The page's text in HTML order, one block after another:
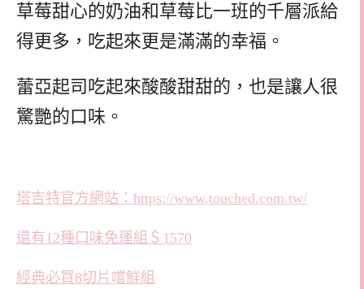
草莓甜心的奶油和草莓比一班的千層派給
得更多，吃起來更是滿滿的幸福。
蕾亞起司吃起來酸酸甜甜的，也是讓人很
驚艷的口味。
塔吉特官方網站：https://www.touched.com.tw/
還有12種口味免運組＄1570
經典必買8切片嚐鮮組